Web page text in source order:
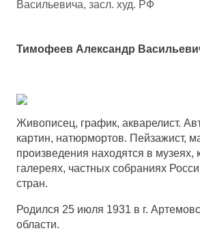
Тимофеев Александр
Живописец, график, акварелист.
картин, натюрмортов. Пейзажист,
произведения находятся в музеях,
галереях, частных собраниях
стран.
Родился 25 июля 1931 в г.
области.